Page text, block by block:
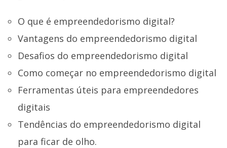
O que é empreendedorismo digital?
Vantagens do empreendedorismo digital
Desafios do empreendedorismo digital
Como começar no empreendedorismo digital
Ferramentas úteis para empreendedores
digitais
Tendências do empreendedorismo digital
para ficar de olho.